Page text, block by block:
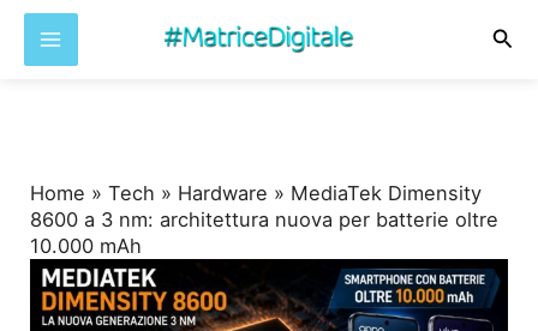
Home »Tech » Hardware » MediaTek Dimensity
8600 a 3 nm: architettura nuova per batterie oltre
10.000 mAh